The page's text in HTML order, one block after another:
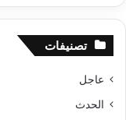
تصنيفات
عاجل
الحدث